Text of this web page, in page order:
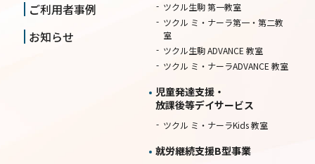
ご利用者事例
お知らせ
ツクル生駒 第一教室
ツクル ミ・ナーラ第一・第二教
室
ツクル生駒 ADVANCE 教室
ツクル ミ・ナーラADVANCE 教室
児童発達支援・
放課後等デイサービス
ツクル ミ・ナーラKids 教室
就労継続⽀援B型事業